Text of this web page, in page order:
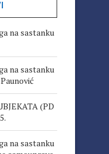
na sastanku
na sastanku
(PD
na sastanku